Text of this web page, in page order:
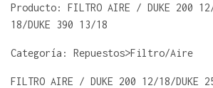
Producto: FILTRO AIRE / DUKE 200
18/DUKE 390 13/18
Categoría: Repuestos>Filtro/Aire
FILTRO AIRE / DUKE 200 12/18/DUKE